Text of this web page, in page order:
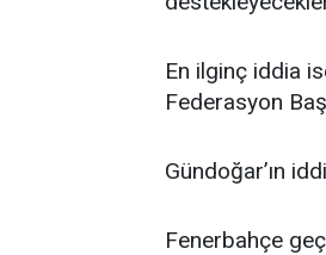
En ilginç iddia
Federasyon
Gündoğar’ın
Fenerbahçe